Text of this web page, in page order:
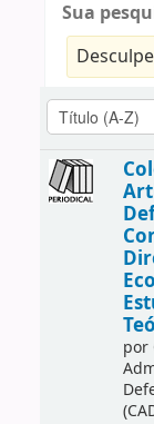
Sua
por